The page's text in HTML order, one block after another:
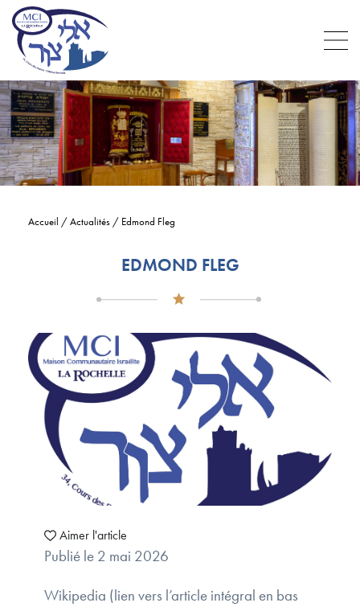
Accueil /Actualités / Edmond Fleg
EDMOND FLEG
Aimer l'article
Publié le 2 mai 2026
Wikipedia (lien vers l’article intégral en bas